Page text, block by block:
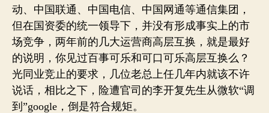
动、中国联通、中国电信、中国网通等通信集团，
但在国资委的统一领导下，并没有形成事实上的市
场竞争，两年前的几大运营商高层互换，就是最好
的说明，你见过百事可乐和可口可乐高层互换么？
光同业竞止的要求，几位老总上任几年内就该不许
说话，相比之下，险遭官司的李开复先生从微软“调
到”google，倒是符合规矩。